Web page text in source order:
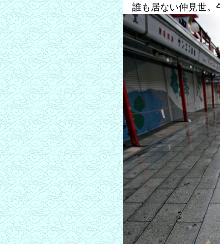
誰も居ない仲見世。